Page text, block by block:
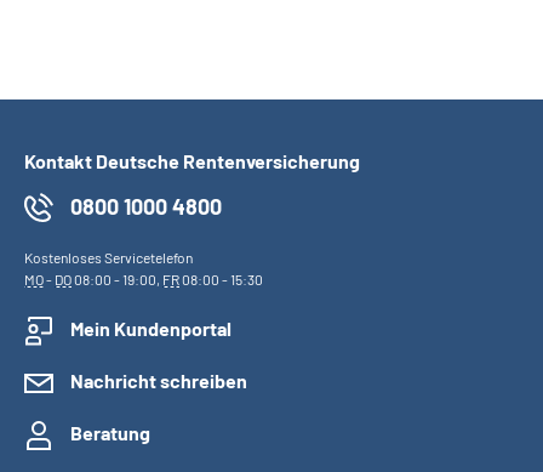
Kontakt Deutsche Rentenversicherung
0800 1000 4800
Kostenloses Servicetelefon
MO- DO08:00 - 19:00, FR08:00 - 15:30
Mein Kundenportal
Nachricht schreiben
Beratung